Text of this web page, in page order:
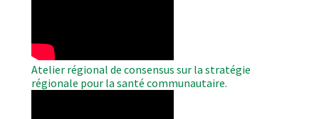
Atelier régional de consensus sur la stratégie
régionale pour la santé communautaire.